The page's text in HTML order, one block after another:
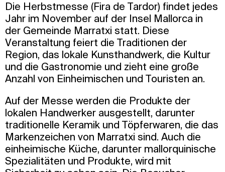
Die Herbstmesse (Fira de Tardor) findet jedes
Jahr im November auf der Insel Mallorca in
der Gemeinde Marratxi statt. Diese
Veranstaltung feiert die Traditionen der
Region, das lokale Kunsthandwerk, die Kultur
und die Gastronomie und zieht eine große
Anzahl von Einheimischen und Touristen an.
Auf der Messe werden die Produkte der
lokalen Handwerker ausgestellt, darunter
traditionelle Keramik und Töpferwaren, die das
Markenzeichen von Marratxi sind. Auch die
einheimische Küche, darunter mallorquinische
Spezialitäten und Produkte, wird mit